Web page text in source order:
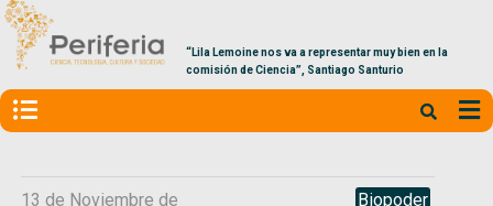
“Lila Lemoine nos va a representar muy bien en la
comisión de Ciencia”, Santiago Santurio
13 de Noviembre de
Biopoder